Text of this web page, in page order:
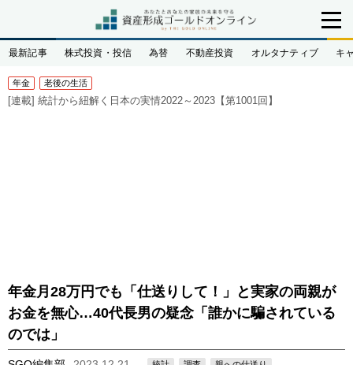
最新記事 株式投資・投信 為替 不動産投資 オルタナティブ キ
年金 老後の生活
[連載] 統計から紐解く日本の実情2022～2023【第1001回】
年金月28万円でも「仕送りして！」と実家の両親が
お金を無心…40代長男の疑念「誰かに騙されている
のでは」